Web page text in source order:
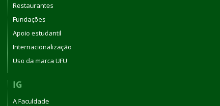
Restaurantes
Fundações
Apoio estudantil
Internacionalização
Uso da marca UFU
IG
A Faculdade